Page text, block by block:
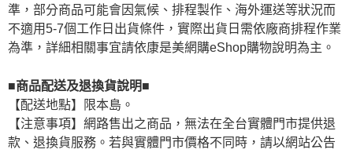
準，部分商品可能會因氣候、排程製作、海外運送等狀況而
不適用5-7個工作日出貨條件，實際出貨日需依廠商排程作業
為準，詳細相關事宜請依康是美網購eShop購物說明為主。
■商品配送及退換貨說明■
【配送地點】限本島。
【注意事項】網路售出之商品，無法在全台實體門市提供退
款、退換貨服務。若與實體門市價格不同時，請以網站公告